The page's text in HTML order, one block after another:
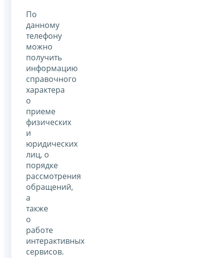
По
данному
телефону
можно
получить
информацию
справочного
характера
о
приеме
физических
и
юридических
лиц, о
порядке
рассмотрения
обращений,
а
также
о
работе
интерактивных
сервисов.